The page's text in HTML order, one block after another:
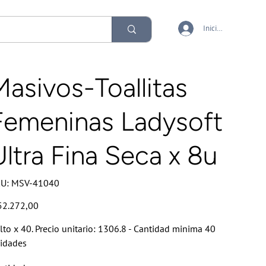
Iniciar sesión
Toallitas
Ladysoft
Fina Seca x 8u
SKU
MSV-
MSV-41040
x 40. Precio unitario: 1306.8 - Cantidad minima 40